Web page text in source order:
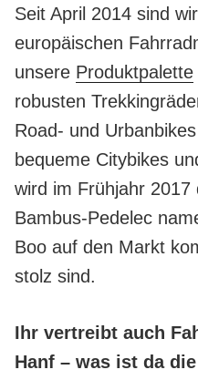
Seit April 2014 sind
europäischen
unsere Produktpalette
robusten
Road- und
bequeme Citybikes
wird im Frühjahr 2017
Bambus-Pedelec
Boo auf den Markt
stolz sind.
Ihr vertreibt auch
Hanf – was ist da